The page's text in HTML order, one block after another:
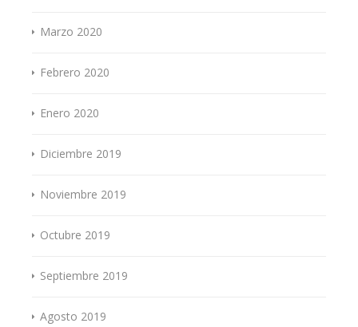
Marzo 2020
Febrero 2020
Enero 2020
Diciembre 2019
Noviembre 2019
Octubre 2019
Septiembre 2019
Agosto 2019